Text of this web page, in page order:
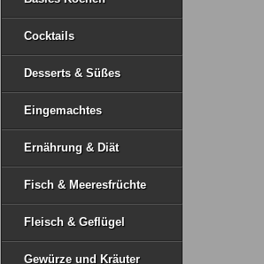
Cocktails
Desserts & Süßes
Eingemachtes
Ernährung & Diät
Fisch & Meeresfrüchte
Fleisch & Geflügel
Gewürze und Kräuter